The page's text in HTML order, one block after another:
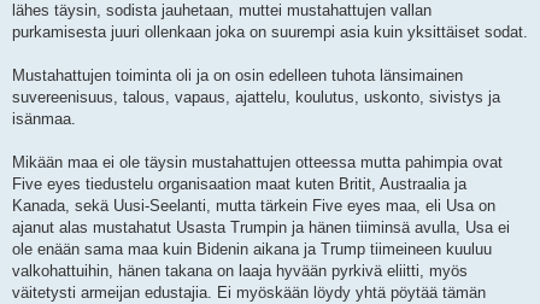
lähes täysin, sodista jauhetaan, muttei mustahattujen vallan
purkamisesta juuri ollenkaan joka on suurempi asia kuin yksittäiset sodat.
Mustahattujen toiminta oli ja on osin edelleen tuhota länsimainen
suvereenisuus, talous, vapaus, ajattelu, koulutus, uskonto, sivistys ja
isänmaa.
Mikään maa ei ole täysin mustahattujen otteessa mutta pahimpia ovat
Five eyes tiedustelu organisaation maat kuten Britit, Austraalia ja
Kanada, sekä Uusi-Seelanti, mutta tärkein Five eyes maa, eli Usa on
ajanut alas mustahatut Usasta Trumpin ja hänen tiiminsä avulla, Usa ei
ole enään sama maa kuin Bidenin aikana ja Trump tiimeineen kuuluu
valkohattuihin, hänen takana on laaja hyvään pyrkivä eliitti, myös
väitetysti armeijan edustajia. Ei myöskään löydy yhtä pöytää tämän